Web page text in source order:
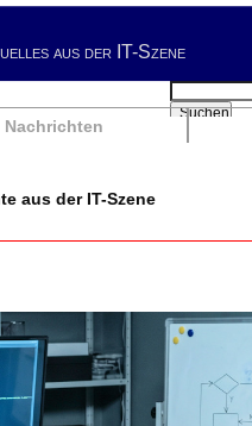
aus der IT-Szene
Nachrichten
Suchbegriffe
Suchen
aus der IT-Szene